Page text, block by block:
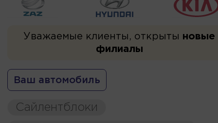
Уважаемые клиенты, открыты новые
филиалы
Ваш автомобиль
Сайлентблоки